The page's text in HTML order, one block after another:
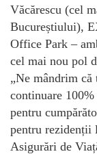
Văcărescu (cel
Bucureștiului),
Office Park –
cel mai nou pol
„Ne mândrim că
continuare
pentru
pentru rezidenții
Asigurări de